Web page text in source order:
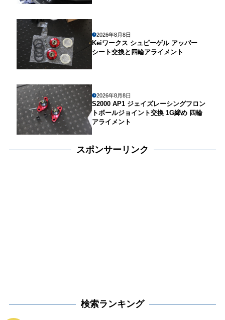
2026年8月8日
Keiワークス シュピーゲル アッパー
シート交換と四輪アライメント
2026年8月8日
S2000 AP1 ジェイズレーシングフロン
トボールジョイント交換 1G締め 四輪
アライメント
スポンサーリンク
検索ランキング